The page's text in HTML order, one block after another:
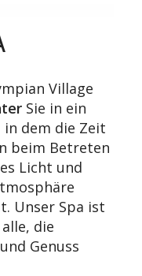
Village
Sie in ein
dem die Zeit
beim Betreten
Licht und
Unser Spa ist
die
Genuss